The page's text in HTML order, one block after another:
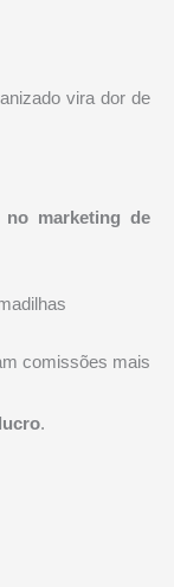
vira dor de
marketing de
comissões mais
.